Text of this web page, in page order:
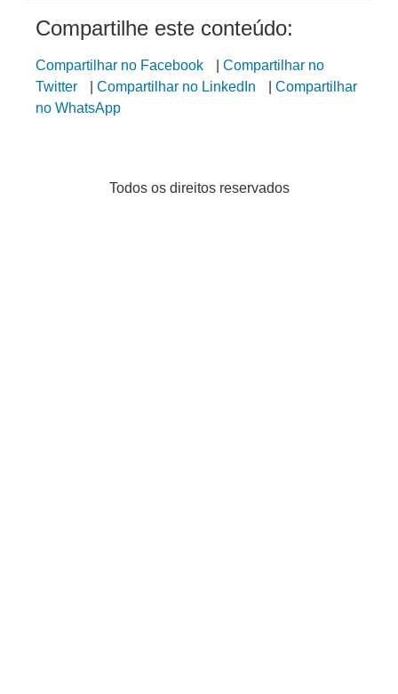
Compartilhe este conteúdo:
Compartilhar no Facebook
Compartilhar no
Twitter
Compartilhar no LinkedIn
Compartilhar
no WhatsApp
Todos os direitos reservados